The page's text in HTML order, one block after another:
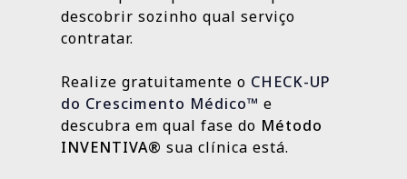
Fazer meu CHECK-UP Gratuito
resultados e aprimorando o que ainda
pode crescer.
Outras, como SEO Médico, Gestão do Blog e
construção de autoridade digital, são
resultados sólidos e duradouros ao longo
do tempo.
Por isso trabalhamos com um método
descobrir sozinho qual serviço
contratar.
Realize gratuitamente o CHECK-UP
do Crescimento Médico™ e
descubra em qual fase do Método
INVENTIVA® sua clínica está.